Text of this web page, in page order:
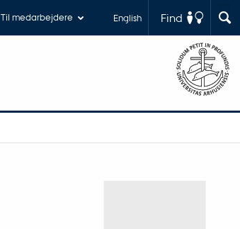
Find
English
Til medarbejdere